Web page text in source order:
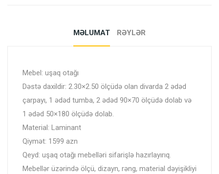
MƏLUMAT RƏYLƏR
Mebel: uşaq otağı
Dəstə daxildir: 2.30×2.50 ölçüdə olan divarda 2 ədəd
çarpayı, 1 ədəd tumba, 2 ədəd 90×70 ölçüdə dolab və
1 ədəd 50×180 ölçüdə dolab.
Material: Laminant
Qiymət: 1599 azn
Qeyd: uşaq otağı mebelləri sifarişlə hazırlayırıq.
Mebellər üzərində ölçü, dizayn, rəng, material dəyişikliyi